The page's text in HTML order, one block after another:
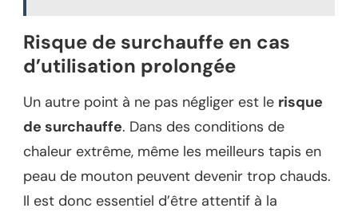
Risque de surchauffe en cas
d’utilisation prolongée
Un autre point à ne pas négliger est le risque
de surchauffe. Dans des conditions de
chaleur extrême, même les meilleurs tapis en
peau de mouton peuvent devenir trop chauds.
Il est donc essentiel d’être attentif à la